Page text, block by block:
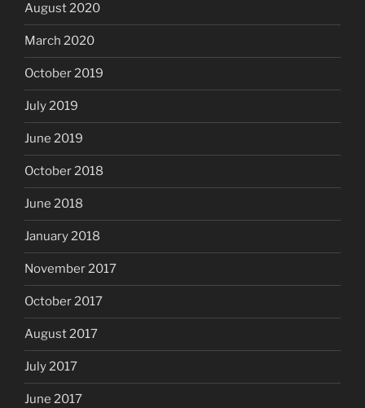
August 2020
March 2020
October 2019
July 2019
June 2019
October 2018
June 2018
January 2018
November 2017
October 2017
August 2017
July 2017
June 2017